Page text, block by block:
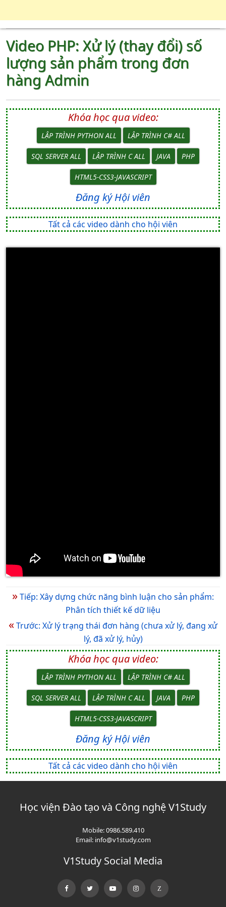
Video PHP: Xử lý (thay đổi) số
lượng sản phẩm trong đơn
hàng Admin
Khóa học qua video:
LẬP TRÌNH PYTHON ALL LẬP TRÌNH C# ALL
SQL SERVER ALL LẬP TRÌNH C ALL JAVA PHP
HTML5-CSS3-JAVASCRIPT
Đăng ký Hội viên
Tất cả các video dành cho hội viên
»Tiếp: Xây dựng chức năng bình luận cho sản phẩm:
Phân tích thiết kế dữ liệu
«Trước: Xử lý trạng thái đơn hàng (chưa xử lý, đang xử
lý, đã xử lý, hủy)
Khóa học qua video:
LẬP TRÌNH PYTHON ALL LẬP TRÌNH C# ALL
SQL SERVER ALL LẬP TRÌNH C ALL JAVA PHP
HTML5-CSS3-JAVASCRIPT
Đăng ký Hội viên
Tất cả các video dành cho hội viên
Học viện Đào tạo và Công nghệ V1Study
Mobile:0986.589.410
Email: info@v1study.com
V1Study Social Media